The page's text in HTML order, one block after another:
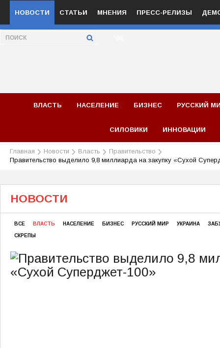
НОВОСТИ СТАТЬИ МНЕНИЯ ПРЕСС-РЕЛИЗЫ
ВЛАСТЬ НАСЕЛЕНИЕ БИЗНЕС РУССКИЙ
СИЛОВИКИ ИННОВАЦИИ
Главная Новости Власть
Правительство
Правительство выделило 9,8 миллиарда на закупку «Сухой
НОВОСТИ
ВСЕ ВЛАСТЬ НАСЕЛЕНИЕ БИЗНЕС РУССКИЙ МИР УКРАИНА
СКРЕПЫ